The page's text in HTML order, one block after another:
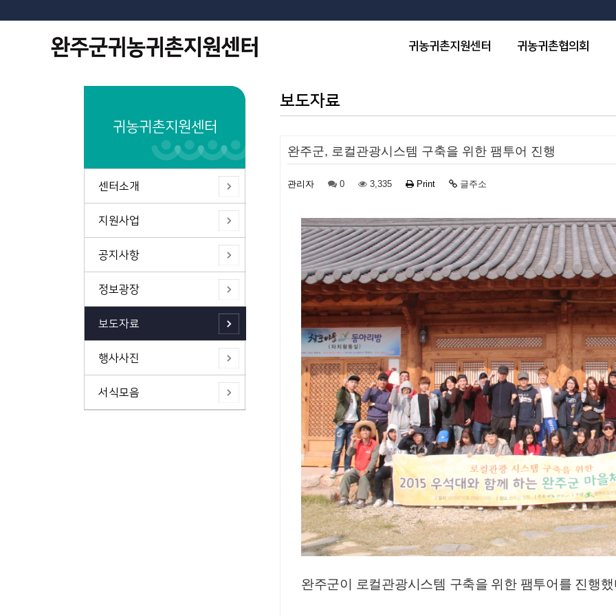
귀농귀촌지원센터 귀농귀촌협의회
귀농귀촌지원센터
센터소개
지원사업
공지사항
정보광장
보도자료
행사사진
서식모음
보도자료
완주군, 로컬관광시스템 구축을 위한 팸투어 진행
관리자 0 3,335 Print 글주소
완주군이 로컬관광시스템 구축을 위한 팸투어를 진행